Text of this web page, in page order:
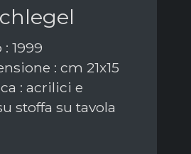
1999
: cm 21x15
: acrilici e
stoffa su tavola